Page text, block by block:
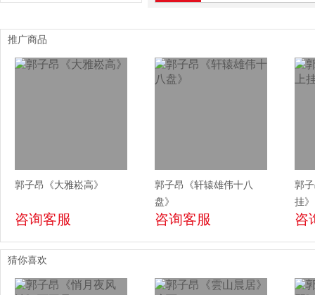
推广商品
郭子昂《大雅崧高》
咨询客服
郭子昂《轩辕雄伟十八
盘》
咨询客服
郭
挂》
咨
猜你喜欢